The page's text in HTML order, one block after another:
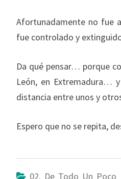
Afortunadamente no fue
fue controlado y
Da qué pensar… porque
León, en Extremadura…
distancia entre unos y
Espero que no se repita,
02. De Todo Un Poco